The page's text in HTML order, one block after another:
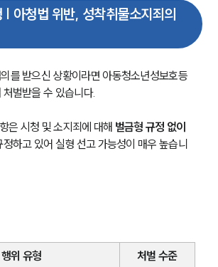
| 아청법 위반, 성착취물소지죄의
를 받으신 상황이라면 아동청소년성보호등
벌받을 수 있습니다.
은 시청 및 소지죄에 대해 벌금형 규정 없이
정하고 있어 실형 선고 가능성이 매우 높습니
행위 유형 처벌 수준